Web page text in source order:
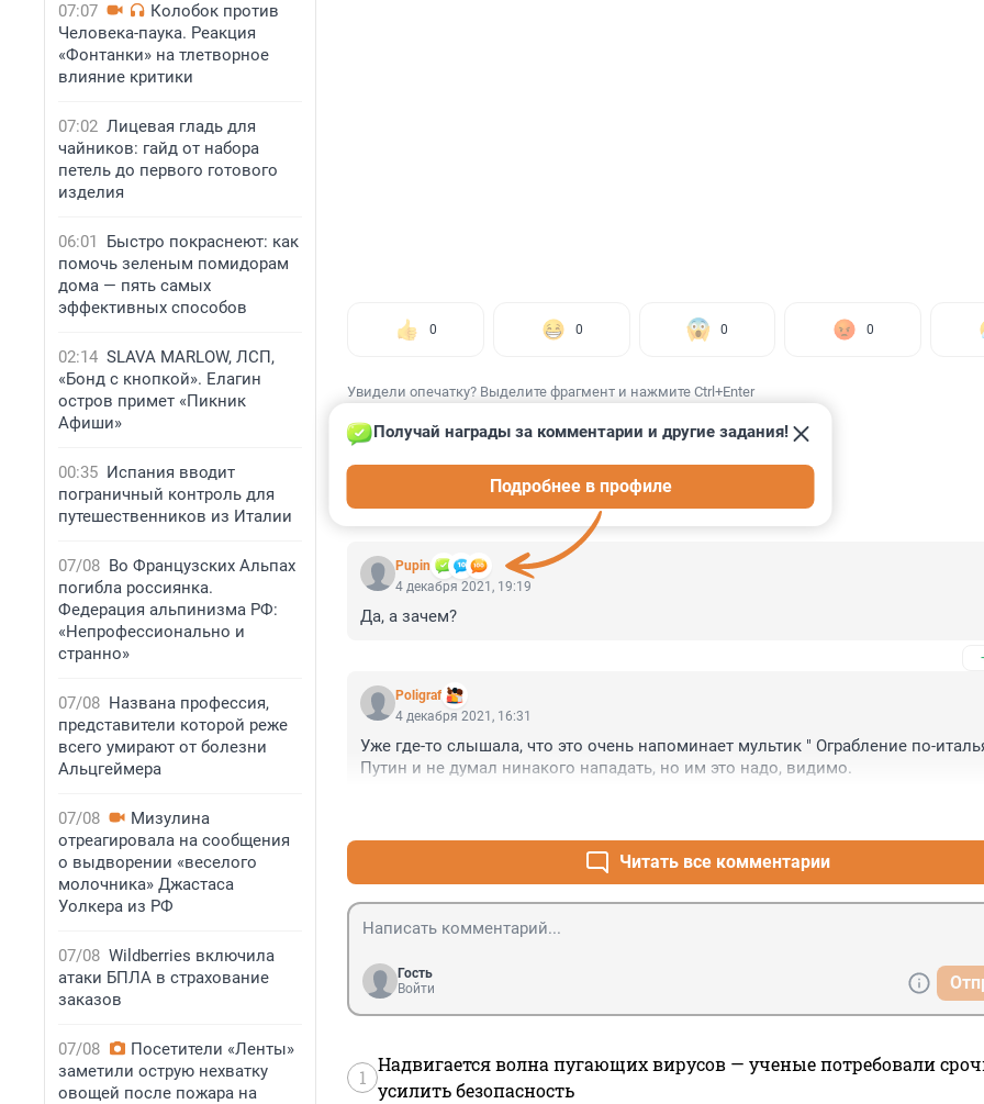
07:07
Колобок против
Человека-паука. Реакция
«Фонтанки» на тлетворное
влияние критики
07:02 Лицевая гладь для
чайников: гайд от набора
петель до первого готового
изделия
06:01
Быстро покраснеют: как
помочь зеленым помидорам
дома — пять самых
эффективных способов
02:14 SLAVA MARLOW, ЛСП,
«Бонд с кнопкой». Елагин
остров примет «Пикник
Афиши»
00:35 Испания вводит
пограничный контроль для
путешественников из Италии
07/08 Во Французских Альпах
погибла россиянка.
Федерация альпинизма РФ:
«Непрофессионально и
странно»
07/08 Названа профессия,
представители которой реже
всего умирают от болезни
Альцгеймера
07/08
Мизулина
отреагировала на сообщения
о выдворении «веселого
молочника» Джастаса
Уолкера из РФ
07/08 Wildberries включила
атаки БПЛА в страхование
заказов
07/08
Посетители «Ленты»
заметили острую нехватку
овощей после пожара на
0 0 0 0
Увидели опечатку? Выделите фрагмент и нажмите Ctrl+Enter
КОММЕНТАРИИ 52
Pupin
Получай награды за комментарии и другие задания!
Подробнее в профиле
4 декабря 2021, 19:19
Да, а зачем?
Poligraf
4 декабря 2021, 16:31
Уже где-то слышала, что это очень напоминает мультик " Ограбление по-
Путин и не думал нинакого нападать, но им это надо, видимо.
Читать все комментарии
Гость
Войти
1
Надвигается волна пугающих вирусов — ученые потребовали
усилить безопасность